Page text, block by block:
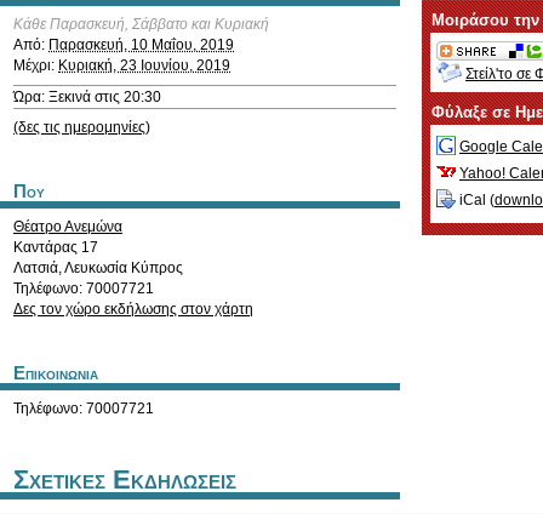
Κάθε Παρασκευή, Σάββατο και Κυριακή
Από: Παρασκευή, 10 Μαΐου, 2019
Μέχρι: Κυριακή, 23 Ιουνίου, 2019
Ώρα: Ξεκινά στις 20:30
(δες τις ημερομηνίες)
Που
Θέατρο Ανεμώνα
Καντάρας 17
Λατσιά,Λευκωσία Κύπρος
Τηλέφωνο: 70007721
Δες τον χώρο εκδήλωσης στον χάρτη
Επικοινωνια
Τηλέφωνο: 70007721
Μοιράσου
Στείλ'το σε
Φύλαξε σε
Google
Yahoo!
iCal (
Σχετικες Εκδηλωσεις